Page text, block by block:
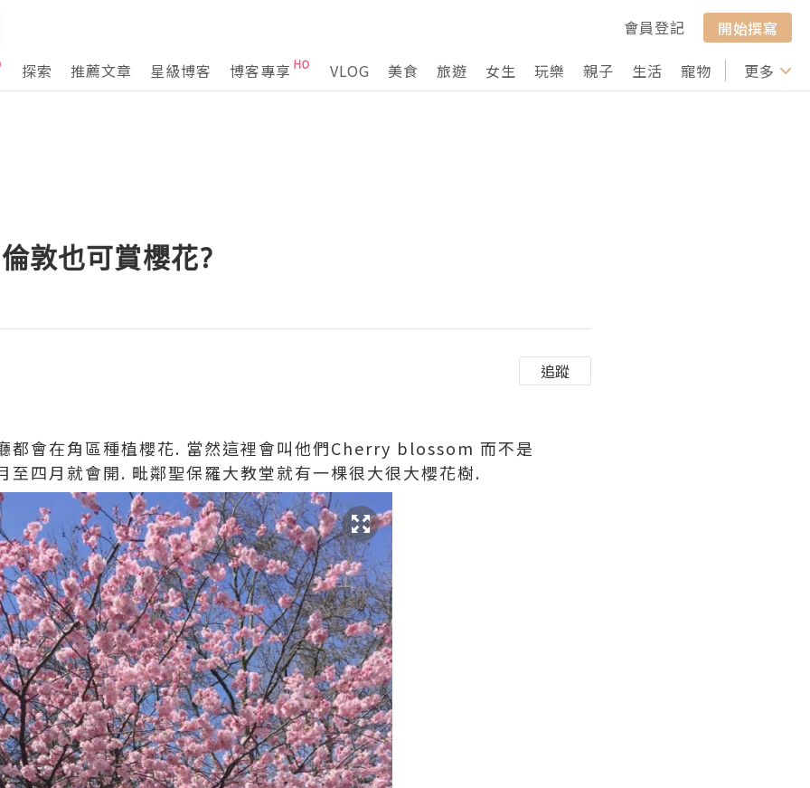
會員登記
開始撰寫
探索
推薦文章 星級博客 博客專享 VLOG 美食 旅遊 女生 玩樂 親子 生活 寵物 行山 打卡
更多
敦也可賞櫻花?
追蹤
都會在角區種植櫻花. 當然這裡會叫他們Cherry blossom 而不是
四月就會開. 毗鄰聖保羅大教堂就有一棵很大很大櫻花樹.